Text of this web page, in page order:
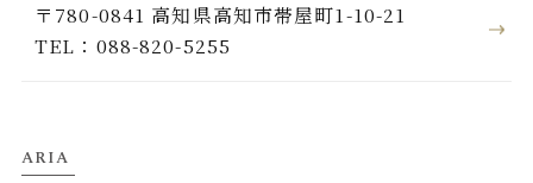
〒780-0841 高知県高知市帯屋町1-10-21
TEL：088-820-5255
ARIA